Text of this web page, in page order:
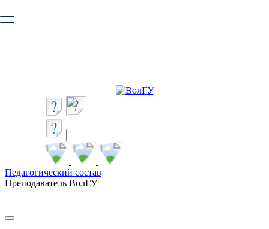
безопасную работу с сайтом. Пожалуйста
Педагогический состав
Преподаватель ВолГУ